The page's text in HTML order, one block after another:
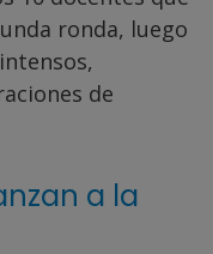
ronda, luego
de
a la